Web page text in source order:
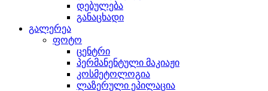
დებულება
განაცხადი
გალერეა
ფოტო
ცენტრი
პერმანენტული მაკიაჟი
კოსმეტოლოგია
ლაზერული ეპილაცია